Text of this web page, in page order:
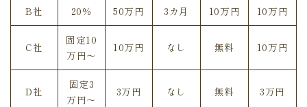
B社 20％ 50万円 3カ月 10万円 10万円
C社
固定10
万円～
10万円 なし 無料 10万円
D社
固定3
万円～
3万円 なし 無料 3万円